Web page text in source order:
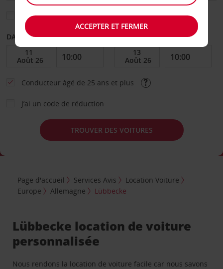
Sélectionnez une autre agence de retour
DATE DE DÉBUT DATE DE FIN
Conducteur âgé de 25 ans et plus
J’ai un code de réduction
TROUVER DES VOITURES
Page d'accueil Services Avis
Location Voiture
Europe
Allemagne Lübbecke
Lübbecke location de voiture
personnalisée
Nous rendons la location de voiture facile car nous savons
ACCEPTER ET FERMER